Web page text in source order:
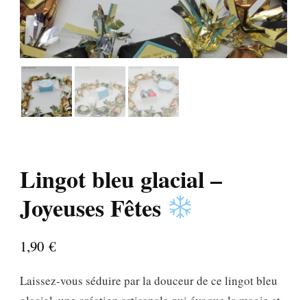
Lingot bleu glacial –
Joyeuses Fêtes
1,90 €
Laissez-vous séduire par la douceur de ce lingot bleu